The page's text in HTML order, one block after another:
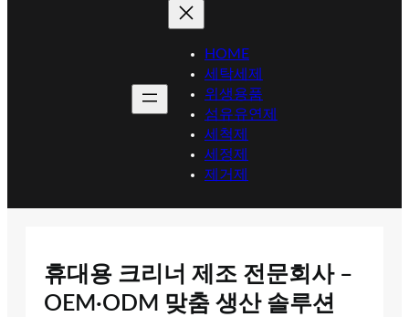
HOME
세탁세제
위생용품
섬유유연제
세척제
세정제
제거제
휴대용 크리너 제조 전문회사 –
OEM·ODM 맞춤 생산 솔루션